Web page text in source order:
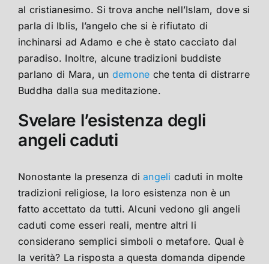
al cristianesimo. Si trova anche nell’Islam, dove si
parla di Iblis, l’angelo che si è rifiutato di
inchinarsi ad Adamo e che è stato cacciato dal
paradiso. Inoltre, alcune tradizioni buddiste
parlano di Mara, un demone che tenta di distrarre
Buddha dalla sua meditazione.
Svelare l’esistenza degli
angeli caduti
Nonostante la presenza diangeli caduti in molte
tradizioni religiose, la loro esistenza non è un
fatto accettato da tutti. Alcuni vedono gli angeli
caduti come esseri reali, mentre altri li
considerano semplici simboli o metafore. Qual è
la verità? La risposta a questa domanda dipende